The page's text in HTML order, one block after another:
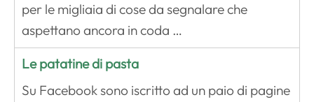
per le migliaia di cose da segnalare che
aspettano ancora in coda …
Le patatine di pasta
Su Facebook sono iscritto ad un paio di pagine